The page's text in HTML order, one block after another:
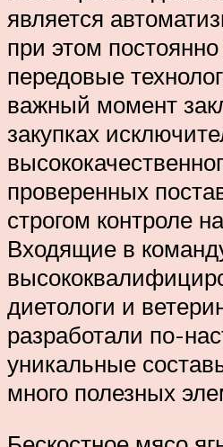
является
при этом
передовые
важный момент
закупках
проверенных
строгом контроле
Входящие в
диетологи и
разработали по-
уникальные
много полезных